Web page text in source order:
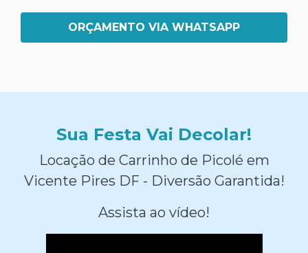
ORÇAMENTO VIA WHATSAPP
Sua Festa Vai Decolar!
Locação de Carrinho de Picolé em
Vicente Pires DF - Diversão Garantida!
Assista ao vídeo!